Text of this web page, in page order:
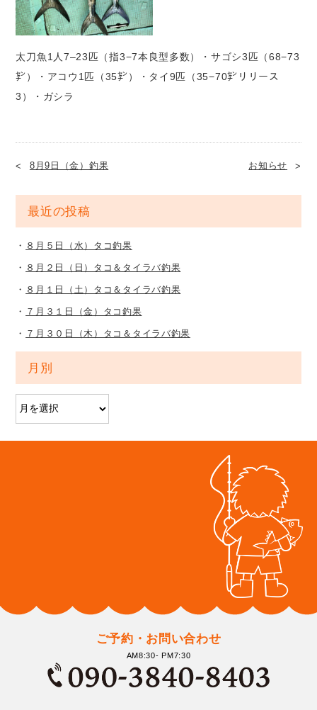
太刀魚1人7–23匹（指3−7本良型多数）・サゴシ3匹（68−73
㌢）・アコウ1匹（35㌢）・タイ9匹（35−70㌢リリース
3）・ガシラ
8月9日（金）釣果 お知らせ
最近の投稿
８月５日（水）タコ釣果
８月２日（日）タコ＆タイラバ釣果
８月１日（土）タコ＆タイラバ釣果
７月３１日（金）タコ釣果
７月３０日（木）タコ＆タイラバ釣果
月別
ご予約・お問い合わせ
AM8:30- PM7:30